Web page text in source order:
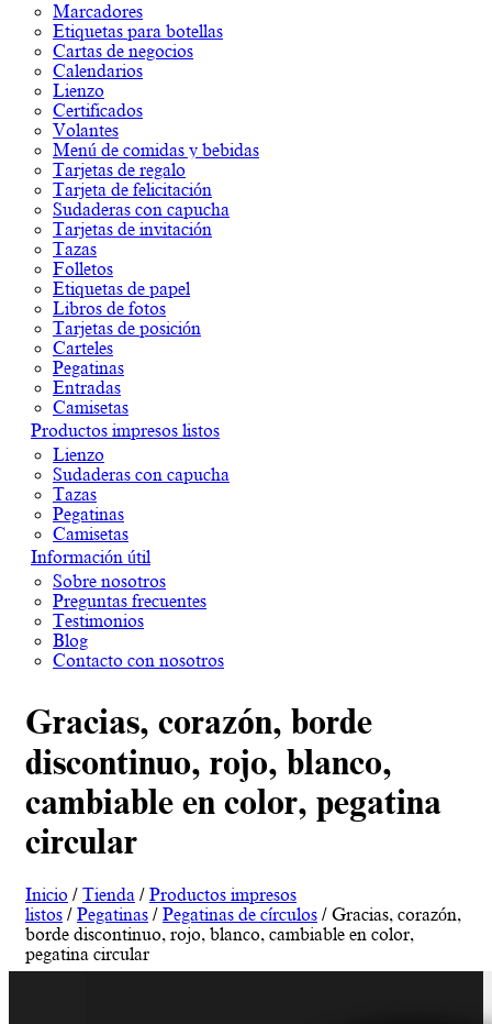
Marcadores
Etiquetas para botellas
Cartas de negocios
Calendarios
Lienzo
Certificados
Volantes
Menú de comidas y bebidas
Tarjetas de regalo
Tarjeta de felicitación
Sudaderas con capucha
Tarjetas de invitación
Tazas
Folletos
Etiquetas de papel
Libros de fotos
Tarjetas de posición
Carteles
Pegatinas
Entradas
Camisetas
Productos impresos listos
Lienzo
Sudaderas con capucha
Tazas
Pegatinas
Camisetas
Información útil
Sobre nosotros
Preguntas frecuentes
Testimonios
Blog
Contacto con nosotros
Gracias, corazón, borde
discontinuo, rojo, blanco,
cambiable en color, pegatina
circular
Inicio / Tienda / Productos impresos
listos / Pegatinas / Pegatinas de círculos / Gracias, corazón,
borde discontinuo, rojo, blanco, cambiable en color,
pegatina circular